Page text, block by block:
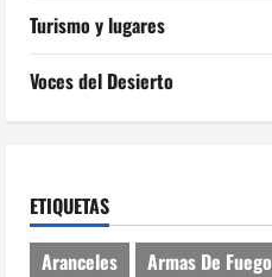
Turismo y lugares
Voces del Desierto
ETIQUETAS
Aranceles
Armas De Fuego